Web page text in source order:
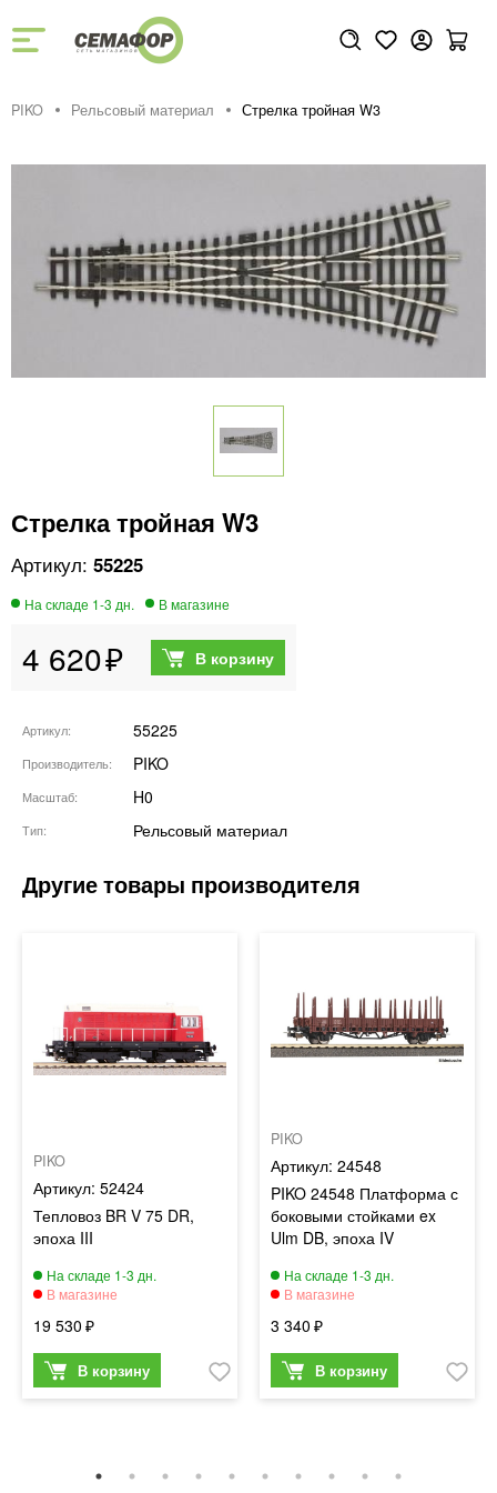
PIKO Рельсовый материал Стрелка тройная W3
Стрелка тройная W3
55225
4 620
Артикул 55225
Производитель PIKO
Масштаб H0
Тип Рельсовый материал
PIKO
52424
Тепловоз BR V 75 DR,
эпоха III
19 530
PIKO
24548
PIKO 24548 Платформа с
боковыми стойками ex
Ulm DB, эпоха IV
3 340